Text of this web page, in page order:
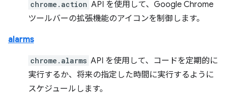
chrome.action API を使用して、Google Chrome
ツールバーの拡張機能のアイコンを制御します。
alarms
chrome.alarms API を使用して、コードを定期的に
実行するか、将来の指定した時間に実行するように
スケジュールします。